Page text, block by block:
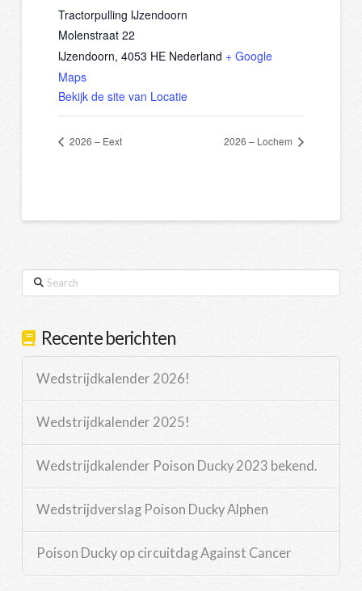
Tractorpulling IJzendoorn
Molenstraat 22
IJzendoorn, 4053 HE Nederland + Google
Maps
Bekijk de site van Locatie
2026 – Eext 2026 – Lochem
Search
Recente berichten
Wedstrijdkalender 2026!
Wedstrijdkalender 2025!
Wedstrijdkalender Poison Ducky 2023 bekend.
Wedstrijdverslag Poison Ducky Alphen
Poison Ducky op circuitdag Against Cancer